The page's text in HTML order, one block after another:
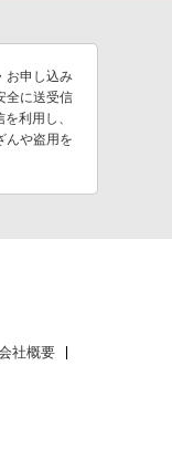
お申し込み
全に送受信
利用し、
んや盗用を
社概要